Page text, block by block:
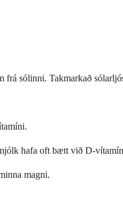
sólinni. Takmarkað
hafa oft bætt við D-
magni.